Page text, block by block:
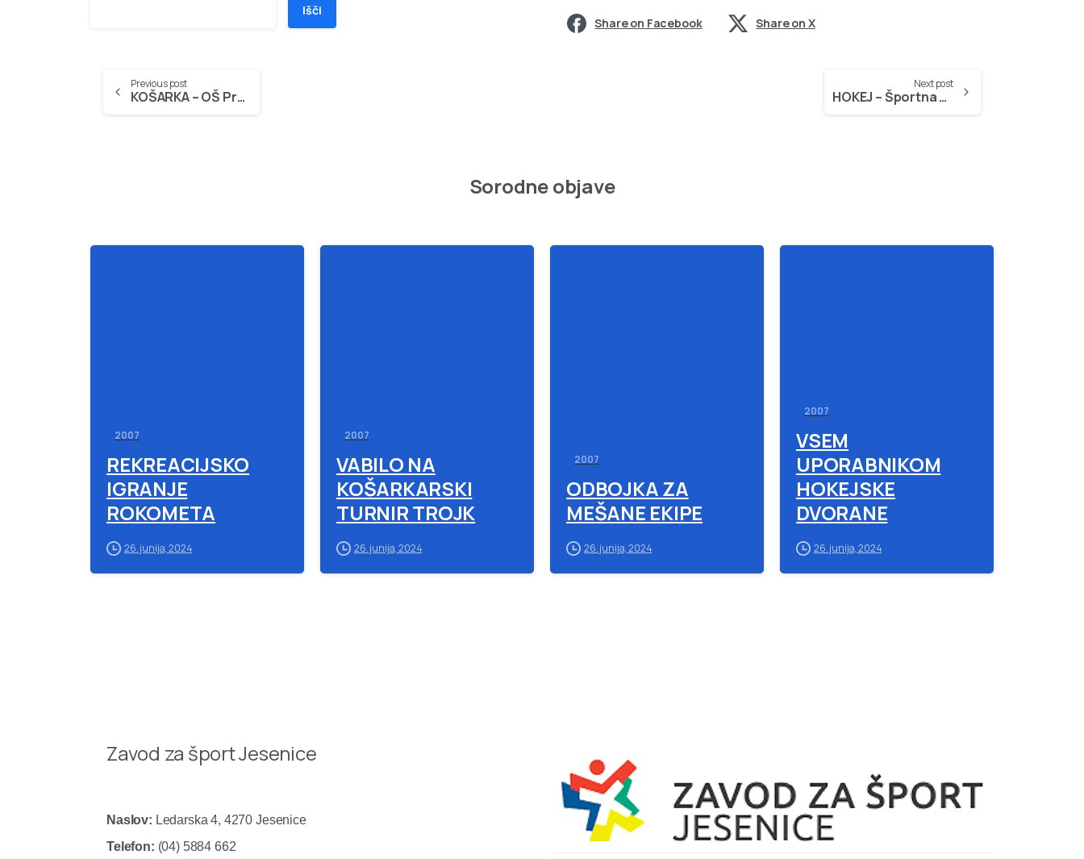
Išči
Share on Facebook Share on X
Continue
Previous post
KOŠARKA – OŠ Prežihovega Voranca, 27.10.2007
Next post
HOKEJ – Športna dvorana Podmežakla, 28.10.2007
Sorodne objave
2007
REKREACIJSKO
IGRANJE
ROKOMETA
26. junija, 2024
2007
VABILO NA
KOŠARKARSKI
TURNIR TROJK
26. junija, 2024
2007
ODBOJKA ZA
MEŠANE EKIPE
26. junija, 2024
2007
VSEM
UPORABNIKOM
HOKEJSKE
DVORANE
26. junija, 2024
Zavod za šport Jesenice
Naslov: Ledarska 4, 4270 Jesenice
Telefon: (04) 5884 662